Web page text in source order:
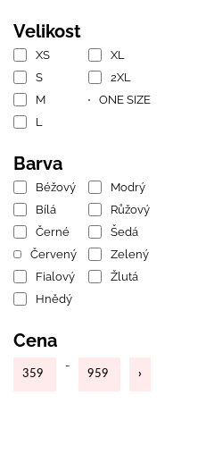
Velikost
XS
S
M
L
XL
2XL
ONE SIZE
Barva
Béžový
Bílá
Černé
Červený
Fialový
Hnědý
Modrý
Růžový
Šedá
Zelený
Žlutá
Cena
-